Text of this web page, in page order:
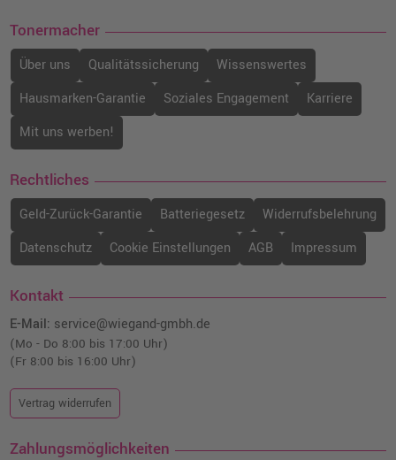
Tonermacher
Über uns Qualitätssicherung
Wissenswertes
Hausmarken-Garantie
Soziales Engagement
Karriere
Mit uns werben!
Rechtliches
Geld-Zurück-Garantie Batteriegesetz
Widerrufsbelehrung
Datenschutz
Cookie Einstellungen AGB Impressum
Kontakt
E-Mail: service@wiegand-gmbh.de
(Mo - Do 8:00 bis 17:00 Uhr)
(Fr 8:00 bis 16:00 Uhr)
Vertrag widerrufen
Zahlungsmöglichkeiten